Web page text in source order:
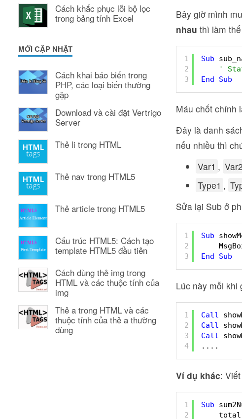
Cách khắc phục lỗi bộ lọc
trong bảng tính Excel
MỚI CẬP NHẬT
Cách khai báo biến trong
PHP, các loại biến thường
gặp
Download và cài đặt Vertrigo
Server
Thẻ li trong HTML
Thẻ nav trong HTML5
Thẻ article trong HTML5
Cấu trúc HTML5: Cách tạo
template HTML5 đầu tiên
Cách dùng thẻ img trong
HTML và các thuộc tính của
img
Thẻ a trong HTML và các
thuộc tính của thẻ a thường
dùng
Bây giờ mình
nhau thì làm
1
2
3
Sub
'
End
Sub
Máu chốt chính
Đây là danh
nếu nhiều thì
Var1 , Var2
Type1 ,
Sửa lại Sub ở
1
2
3
Sub
End
Sub
Lúc này mỗi khi
1
2
3
4
Call
Call
Call
....
Ví dụ khác:
1
2
Sub
total